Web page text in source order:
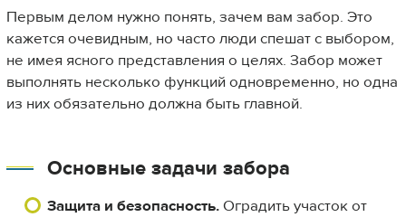
Первым делом нужно понять, зачем вам забор. Это
кажется очевидным, но часто люди спешат с выбором,
не имея ясного представления о целях. Забор может
выполнять несколько функций одновременно, но одна
из них обязательно должна быть главной.
Основные задачи забора
Защита и безопасность.Оградить участок от